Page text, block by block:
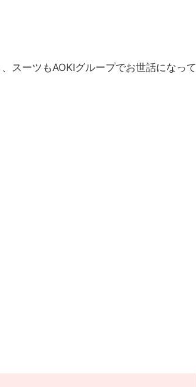
スーツもAOKIグループでお世話になって